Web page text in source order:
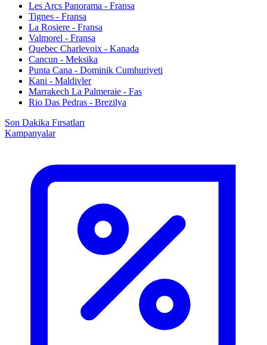
Les Arcs Panorama - Fransa
Tignes - Fransa
La Rosiere - Fransa
Valmorel - Fransa
Quebec Charlevoix - Kanada
Cancun - Meksika
Punta Cana - Dominik Cumhuriyeti
Kani - Maldivler
Marrakech La Palmeraie - Fas
Rio Das Pedras - Brezilya
Son Dakika Fırsatları
Kampanyalar